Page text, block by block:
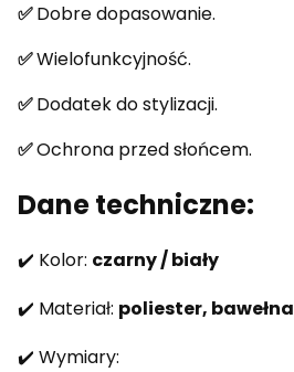
✅Dobre dopasowanie.
✅Wielofunkcyjność.
✅Dodatek do stylizacji.
✅Ochrona przed słońcem.
Dane techniczne:
✔️ Kolor: czarny / biały
✔️ Materiał: poliester, bawełna
✔️ Wymiary: